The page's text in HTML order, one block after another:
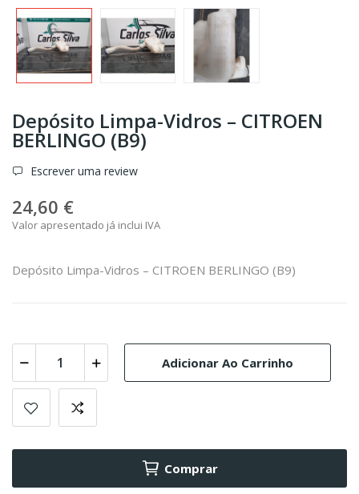
Depósito Limpa-Vidros – CITROEN
BERLINGO (B9)
Escrever uma review
24,60 €
Valor apresentado já inclui IVA
Depósito Limpa-Vidros – CITROEN BERLINGO (B9)
Adicionar Ao Carrinho
Comprar